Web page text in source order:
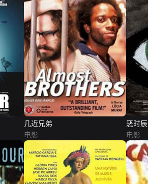
几近兄弟
电影
恶时辰
电影